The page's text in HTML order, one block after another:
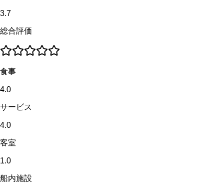
3.7
総合評価
食事
4.0
サービス
4.0
客室
1.0
船内施設